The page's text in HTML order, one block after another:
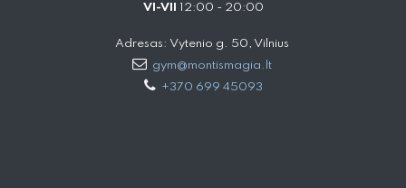
VI-VII 12:00 - 20:00
Adresas: Vytenio g. 50, Vilnius
gym@montismagia.lt
+370 699 45093